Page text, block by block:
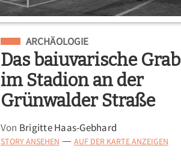
Eingeordnet unter
ARCHÄOLOGIE
Das baiuvarische Grab
im Stadion an der
Grünwalder Straße
Von Brigitte Haas-Gebhard
STORY ANSEHEN — AUF DER KARTE ANZEIGEN